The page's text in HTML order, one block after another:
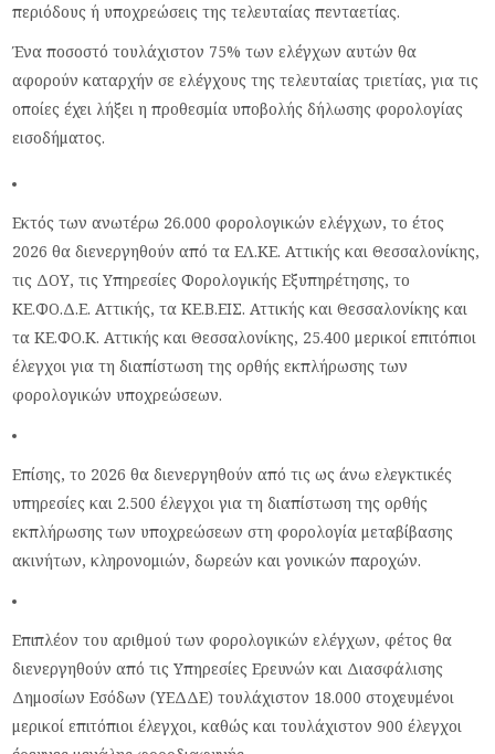
περιόδους ή υποχρεώσεις της τελευταίας πενταετίας.
Ένα ποσοστό τουλάχιστον 75% των ελέγχων αυτών θα
αφορούν καταρχήν σε ελέγχους της τελευταίας τριετίας, για τις
οποίες έχει λήξει η προθεσμία υποβολής δήλωσης φορολογίας
εισοδήματος.
Εκτός των ανωτέρω 26.000 φορολογικών ελέγχων, το έτος
2026 θα διενεργηθούν από τα ΕΛ.ΚΕ. Αττικής και Θεσσαλονίκης,
τις ΔΟΥ, τις Υπηρεσίες Φορολογικής Εξυπηρέτησης, το
ΚΕ.ΦΟ.Δ.Ε. Αττικής, τα ΚΕ.Β.ΕΙΣ. Αττικής και Θεσσαλονίκης και
τα ΚΕ.ΦΟ.Κ. Αττικής και Θεσσαλονίκης, 25.400 μερικοί επιτόπιοι
έλεγχοι για τη διαπίστωση της ορθής εκπλήρωσης των
φορολογικών υποχρεώσεων.
Επίσης, το 2026 θα διενεργηθούν από τις ως άνω ελεγκτικές
υπηρεσίες και 2.500 έλεγχοι για τη διαπίστωση της ορθής
εκπλήρωσης των υποχρεώσεων στη φορολογία μεταβίβασης
ακινήτων, κληρονομιών, δωρεών και γονικών παροχών.
Επιπλέον του αριθμού των φορολογικών ελέγχων, φέτος θα
διενεργηθούν από τις Υπηρεσίες Ερευνών και Διασφάλισης
Δημοσίων Εσόδων (ΥΕΔΔΕ) τουλάχιστον 18.000 στοχευμένοι
μερικοί επιτόπιοι έλεγχοι, καθώς και τουλάχιστον 900 έλεγχοι